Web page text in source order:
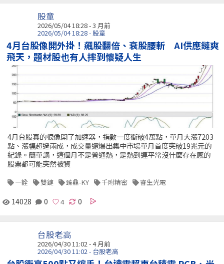
股童
2026/05/04 18:28 - 3 月前
2026/05/04 18:28 - 股童
4月台股像開外掛！飆股翻倍、衰股腰斬 AI供應鏈爽
飛天，題材股也有人摔到懷疑人生
4月台股真的很像開了加速器，指數一度衝破4萬點，單月大漲7203
點、漲幅超過兩成，成交量還爆出集中市場單月首度突破19兆元的
紀錄。簡單講，這個月不是普通熱，是熱到連平常沒什麼存在感的
股票都可能突然被資
一詮 雙鍵 臻鼎-KY 千附精密 睿生光電
14028 0 0
台股老高
2026/04/30 11:02 - 4 月前
2026/04/30 11:02 - 台股老高